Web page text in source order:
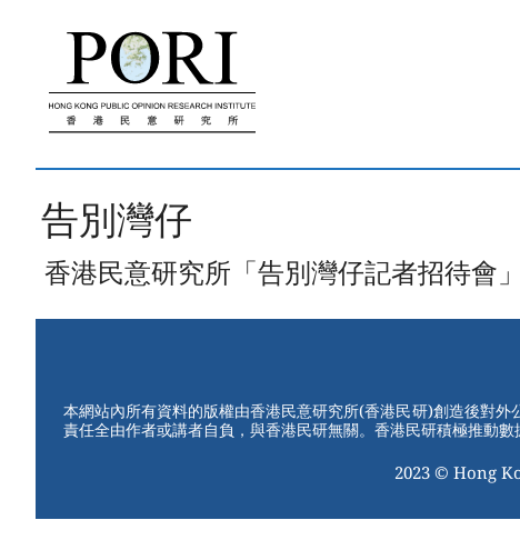
告別灣仔
香港民意研究所「告別灣仔記者招待會
本網站內所有資料的版權由香港民意研究所(香港民研)創造後對
責任全由作者或講者自負，與香港民研無關。香港民研積極推動
2023 © Hong